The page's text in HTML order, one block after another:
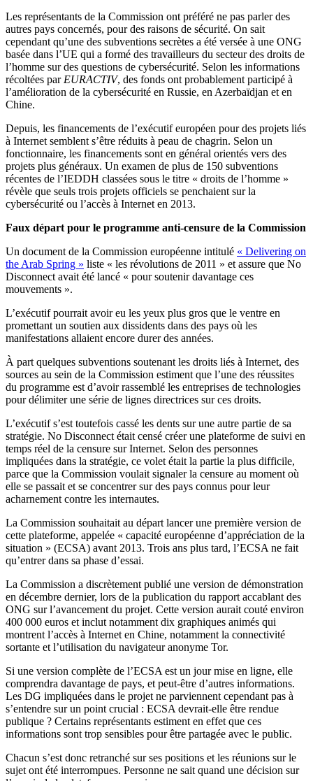
Les représentants de la Commission ont préféré ne pas parler des
autres pays concernés, pour des raisons de sécurité. On sait
cependant qu’une des subventions secrètes a été versée à une ONG
basée dans l’UE qui a formé des travailleurs du secteur des droits de
l’homme sur des questions de cybersécurité. Selon les informations
récoltées par EURACTIV, des fonds ont probablement participé à
l’amélioration de la cybersécurité en Russie, en Azerbaïdjan et en
Chine.
Depuis, les financements de l’exécutif européen pour des projets liés
à Internet semblent s’être réduits à peau de chagrin. Selon un
fonctionnaire, les financements sont en général orientés vers des
projets plus généraux. Un examen de plus de 150 subventions
récentes de l’IEDDH classées sous le titre « droits de l’homme »
révèle que seuls trois projets officiels se penchaient sur la
cybersécurité ou l’accès à Internet en 2013.
Faux départ pour le programme anti-censure de la Commission
Un document de la Commission européenne intitulé « Delivering on
the Arab Spring » liste « les révolutions de 2011 » et assure que No
Disconnect avait été lancé « pour soutenir davantage ces
mouvements ».
L’exécutif pourrait avoir eu les yeux plus gros que le ventre en
promettant un soutien aux dissidents dans des pays où les
manifestations allaient encore durer des années.
À part quelques subventions soutenant les droits liés à Internet, des
sources au sein de la Commission estiment que l’une des réussites
du programme est d’avoir rassemblé les entreprises de technologies
pour délimiter une série de lignes directrices sur ces droits.
L’exécutif s’est toutefois cassé les dents sur une autre partie de sa
stratégie. No Disconnect était censé créer une plateforme de suivi en
temps réel de la censure sur Internet. Selon des personnes
impliquées dans la stratégie, ce volet était la partie la plus difficile,
parce que la Commission voulait signaler la censure au moment où
elle se passait et se concentrer sur des pays connus pour leur
acharnement contre les internautes.
La Commission souhaitait au départ lancer une première version de
cette plateforme, appelée « capacité européenne d’appréciation de la
situation » (ECSA) avant 2013. Trois ans plus tard, l’ECSA ne fait
qu’entrer dans sa phase d’essai.
La Commission a discrètement publié une version de démonstration
en décembre dernier, lors de la publication du rapport accablant des
ONG sur l’avancement du projet. Cette version aurait couté environ
400 000 euros et inclut notamment dix graphiques animés qui
montrent l’accès à Internet en Chine, notamment la connectivité
sortante et l’utilisation du navigateur anonyme Tor.
Si une version complète de l’ECSA est un jour mise en ligne, elle
comprendra davantage de pays, et peut-être d’autres informations.
Les DG impliquées dans le projet ne parviennent cependant pas à
s’entendre sur un point crucial : ECSA devrait-elle être rendue
publique ? Certains représentants estiment en effet que ces
informations sont trop sensibles pour être partagée avec le public.
Chacun s’est donc retranché sur ses positions et les réunions sur le
sujet ont été interrompues. Personne ne sait quand une décision sur